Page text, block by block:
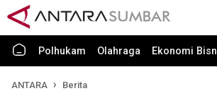
Polhukam Olahraga Ekonomi
ANTARA Berita